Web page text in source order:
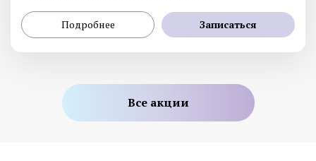
Подробнее Записаться
Все акции